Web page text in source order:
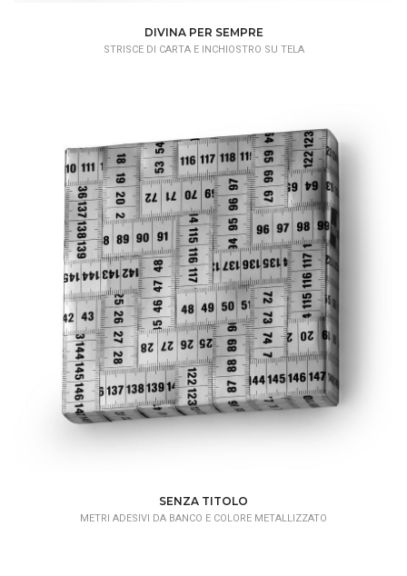
DIVINA PER SEMPRE
STRISCE DI CARTA E INCHIOSTRO SU TELA
SENZA TITOLO
METRI ADESIVI DA BANCO E COLORE METALLIZZATO